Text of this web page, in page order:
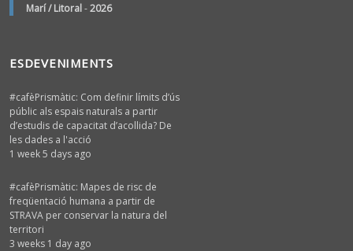
Marí / Litoral-2026
ESDEVENIMENTS
#cafèPrismàtic: Com definir límits d’ús
públic als espais naturals a partir
d’estudis de capacitat d’acollida? De
les dades a l'acció
1 week 5 days ago
#cafèPrismàtic: Mapes de risc de
freqüentació humana a partir de
STRAVA per conservar la natura del
territori
3 weeks 1 day ago